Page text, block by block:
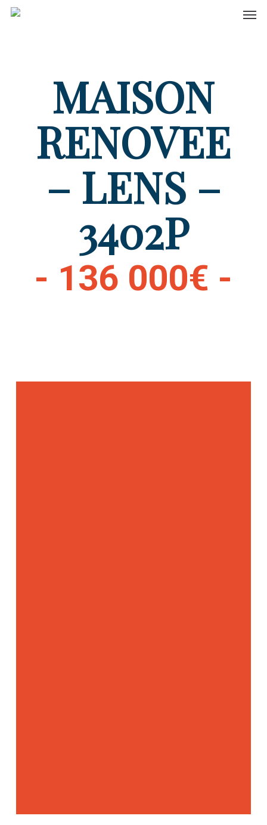
Skip
MAISON
RENOVEE
– LENS –
3402P
- 136 000€ -